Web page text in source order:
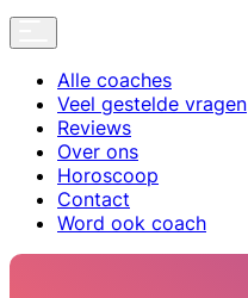
Alle coaches
Veel gestelde vragen
Reviews
Over ons
Horoscoop
Contact
Word ook coach